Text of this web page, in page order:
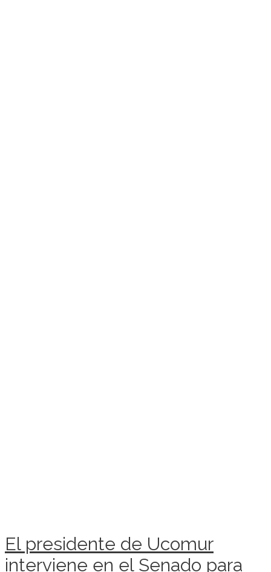
El presidente de Ucomur
interviene en el Senado para